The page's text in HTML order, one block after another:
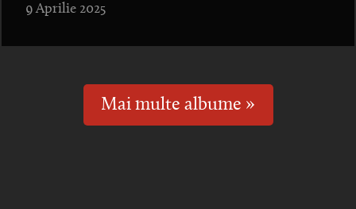
9 Aprilie 2025
Mai multe albume »